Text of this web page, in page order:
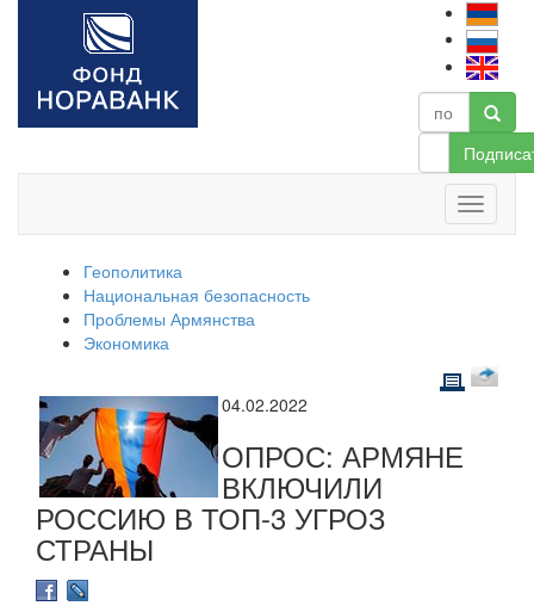
Геополитика
Национальная безопасность
Проблемы Армянства
Экономика
04.02.2022
ОПРОС: АРМЯНЕ
ВКЛЮЧИЛИ
РОССИЮ В ТОП-3 УГРОЗ
СТРАНЫ